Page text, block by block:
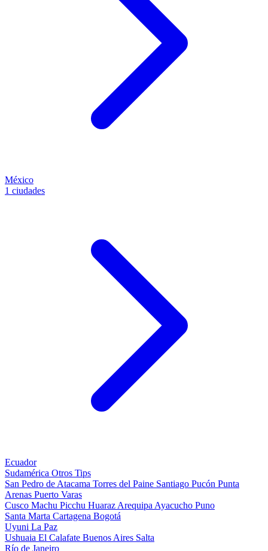
México
1 ciudades
Ecuador
Sudamérica Otros Tips
San Pedro de Atacama Torres del Paine Santiago Pucón Punta
Arenas Puerto Varas
Cusco Machu Picchu Huaraz Arequipa Ayacucho Puno
Santa Marta Cartagena Bogotá
Uyuni La Paz
Ushuaia El Calafate Buenos Aires Salta
Río de Janeiro